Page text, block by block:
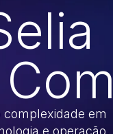
em
e operação.